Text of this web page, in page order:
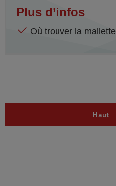
Plus d’infos
Où trouver la
Haut